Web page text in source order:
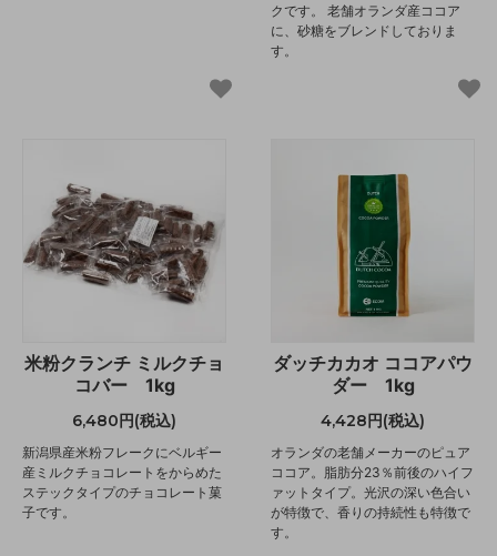
クです。 老舗オランダ産ココア
に、砂糖をブレンドしておりま
す。
米粉クランチ ミルクチョ
コバー 1kg
6,480円(税込)
新潟県産米粉フレークにベルギー
産ミルクチョコレートをからめた
ステックタイプのチョコレート菓
子です。
ダッチカカオ ココアパウ
ダー 1kg
4,428円(税込)
オランダの老舗メーカーのピュア
ココア。脂肪分23％前後のハイフ
ァットタイプ。光沢の深い色合い
が特徴で、香りの持続性も特徴で
す。